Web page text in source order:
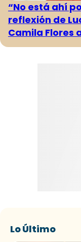
“No está ahí
reflexión de
Camila Flores
Lo Último